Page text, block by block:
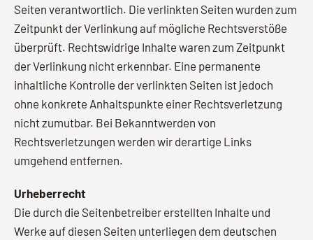
Seiten verantwortlich. Die verlinkten Seiten wurden zum
Zeitpunkt der Verlinkung auf mögliche Rechtsverstöße
überprüft. Rechtswidrige Inhalte waren zum Zeitpunkt
der Verlinkung nicht erkennbar. Eine permanente
inhaltliche Kontrolle der verlinkten Seiten ist jedoch
ohne konkrete Anhaltspunkte einer Rechtsverletzung
nicht zumutbar. Bei Bekanntwerden von
Rechtsverletzungen werden wir derartige Links
umgehend entfernen.
Urheberrecht
Die durch die Seitenbetreiber erstellten Inhalte und
Werke auf diesen Seiten unterliegen dem deutschen